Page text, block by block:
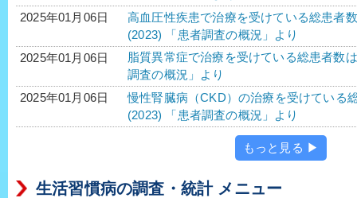
2025年01月06日
高血圧性疾患で治療を受けている総患者
(2023) 「患者調査の概況」より
2025年01月06日
脂質異常症で治療を受けている総患者数
調査の概況」より
2025年01月06日
慢性腎臓病（CKD）の治療を受けてい
(2023) 「患者調査の概況」より
もっと見る ▶
生活習慣病の調査・統計 メニュー